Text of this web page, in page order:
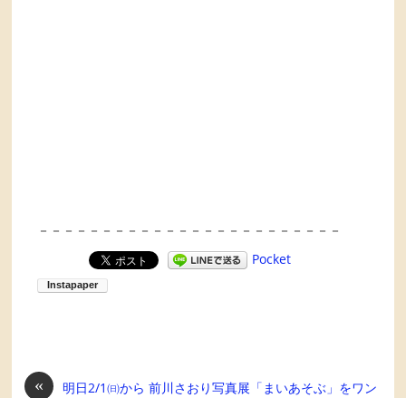
－－－－－－－－－－－－－－－－－－－－－－－－
Pocket
«
明日2/1㈰から 前川さおり写真展「まいあそぶ」をワン